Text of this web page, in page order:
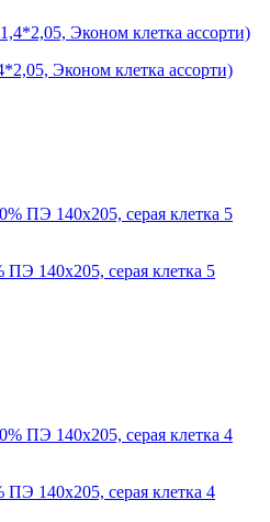
Эконом клетка ассорти)
140х205, серая клетка 5
140х205, серая клетка 4